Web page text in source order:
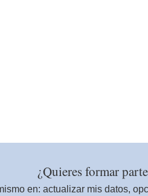
¿Quieres formar
en: actualizar mis datos,